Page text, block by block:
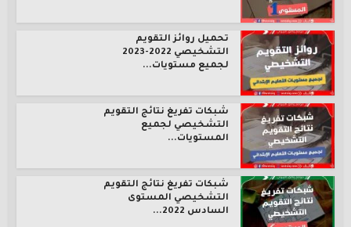
تحميل روائز التقويم
التشخيصي 2022-2023
لجميع مستويات...
شبكات تفريغ نتائج التقويم
التشخيصي لجميع
المستويات...
شبكات تفريغ نتائج التقويم
التشخيصي المستوى
السادس 2022...